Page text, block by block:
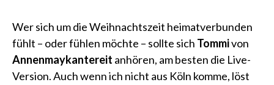
Wer sich um die Weihnachtszeit heimatverbunden
fühlt – oder fühlen möchte – sollte sich Tommivon
Annenmaykantereit anhören, am besten die Live-
Version. Auch wenn ich nicht aus Köln komme, löst